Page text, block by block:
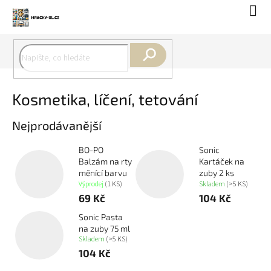
obsah
Kosmetika, líčení, tetování
Nejprodávanější
BO-PO
Balzám na rty
měnící barvu
Výprodej (1 KS)
69 Kč
Sonic
Kartáček na
zuby 2 ks
Skladem (>5 KS)
104 Kč
Sonic Pasta
na zuby 75 ml
Skladem (>5 KS)
104 Kč